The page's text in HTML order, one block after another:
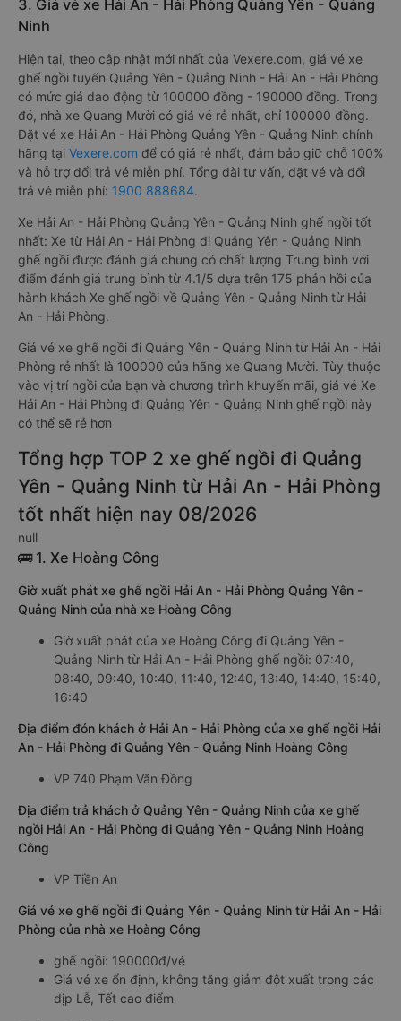
3. Giá vé xe Hải An - Hải Phòng Quảng Yên - Quảng
Ninh
Hiện tại, theo cập nhật mới nhất của Vexere.com, giá vé xe
ghế ngồi tuyến Quảng Yên - Quảng Ninh - Hải An - Hải Phòng
có mức giá dao động từ 100000 đồng - 190000 đồng. Trong
đó, nhà xe Quang Mười có giá vé rẻ nhất, chỉ 100000 đồng.
Đặt vé xe Hải An - Hải Phòng Quảng Yên - Quảng Ninh chính
hãng tại Vexere.com để có giá rẻ nhất, đảm bảo giữ chỗ 100%
và hỗ trợ đổi trả vé miễn phí. Tổng đài tư vấn, đặt vé và đổi
trả vé miễn phí: 1900 888684.
Xe Hải An - Hải Phòng Quảng Yên - Quảng Ninh ghế ngồi tốt
nhất: Xe từ Hải An - Hải Phòng đi Quảng Yên - Quảng Ninh
ghế ngồi được đánh giá chung có chất lượng Trung bình với
điểm đánh giá trung bình từ 4.1/5 dựa trên 175 phản hồi của
hành khách Xe ghế ngồi về Quảng Yên - Quảng Ninh từ Hải
An - Hải Phòng.
Giá vé xe ghế ngồi đi Quảng Yên - Quảng Ninh từ Hải An - Hải
Phòng rẻ nhất là 100000 của hãng xe Quang Mười. Tùy thuộc
vào vị trí ngồi của bạn và chương trình khuyến mãi, giá vé Xe
Hải An - Hải Phòng đi Quảng Yên - Quảng Ninh ghế ngồi này
có thể sẽ rẻ hơn
Tổng hợp TOP 2 xe ghế ngồi đi Quảng
Yên - Quảng Ninh từ Hải An - Hải Phòng
tốt nhất hiện nay 08/2026
null
🚌 1. Xe Hoàng Công
Giờ xuất phát xe ghế ngồi Hải An - Hải Phòng Quảng Yên -
Quảng Ninh của nhà xe Hoàng Công
Giờ xuất phát của xe Hoàng Công đi Quảng Yên -
Quảng Ninh từ Hải An - Hải Phòng ghế ngồi: 07:40,
08:40, 09:40, 10:40, 11:40, 12:40, 13:40, 14:40, 15:40,
16:40
Địa điểm đón khách ở Hải An - Hải Phòng của xe ghế ngồi Hải
An - Hải Phòng đi Quảng Yên - Quảng Ninh Hoàng Công
VP 740 Phạm Văn Đồng
Địa điểm trả khách ở Quảng Yên - Quảng Ninh của xe ghế
ngồi Hải An - Hải Phòng đi Quảng Yên - Quảng Ninh Hoàng
Công
VP Tiền An
Giá vé xe ghế ngồi đi Quảng Yên - Quảng Ninh từ Hải An - Hải
Phòng của nhà xe Hoàng Công
ghế ngồi: 190000đ/vé
Giá vé xe ổn định, không tăng giảm đột xuất trong các
dịp Lễ, Tết cao điểm